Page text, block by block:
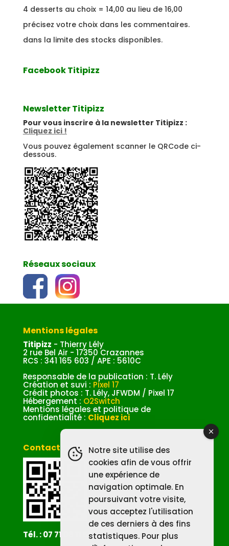
4 desserts au choix = 14,00 au lieu de 16,00
précisez votre choix dans les commentaires.
dans la limite des stocks disponibles.
Facebook Titipizz
Newsletter Titipizz
Pour vous inscrire à la newsletter Titipizz :
Cliquez ici !
Vous pouvez également scanner le QRCode ci-
dessous.
Réseaux sociaux
Mentions légales
Titipizz - Thierry Lély
2 rue Bel Air - 17350 Crazannes
RCS : 341 165 603 / APE : 5610C
Responsable de la publication : T. Lély
Création et suvi : Pixel 17
Crédit photos : T. Lély, JFWDM / Pixel 17
Hébergement : O2Switch
Mentions légales et politique de
confidentialité : Cliquez ici
Contacter Titipizz
Tél. : 07 71 08 11 58
Notre site utilise des
cookies afin de vous offrir
une expérience de
navigation optimale. En
poursuivant votre visite,
vous acceptez l'utilisation
de ces derniers à des fins
statistiques. Pour plus